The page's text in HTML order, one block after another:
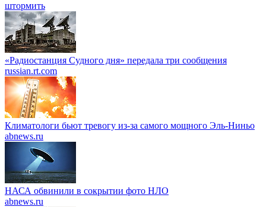
штормить
«Радиостанция Судного дня» передала три сообщения
russian.rt.com
Климатологи бьют тревогу из-за самого мощного Эль-Ниньо
abnews.ru
НАСА обвинили в сокрытии фото НЛО
abnews.ru